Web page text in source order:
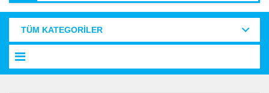
TÜM KATEGORİLER